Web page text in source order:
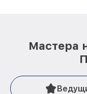
Мастера